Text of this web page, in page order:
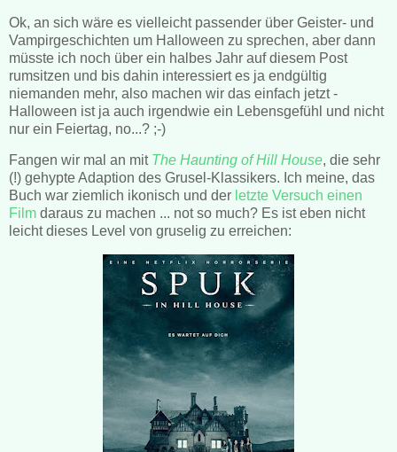
Ok, an sich wäre es vielleicht passender über Geister- und
Vampirgeschichten um Halloween zu sprechen, aber dann
müsste ich noch über ein halbes Jahr auf diesem Post
rumsitzen und bis dahin interessiert es ja endgültig
niemanden mehr, also machen wir das einfach jetzt -
Halloween ist ja auch irgendwie ein Lebensgefühl und nicht
nur ein Feiertag, no...? ;-)
Fangen wir mal an mit The Haunting of Hill House, die sehr
(!) gehypte Adaption des Grusel-Klassikers. Ich meine, das
Buch war ziemlich ikonisch und der letzte Versuch einen
Film daraus zu machen ... not so much? Es ist eben nicht
leicht dieses Level von gruselig zu erreichen: